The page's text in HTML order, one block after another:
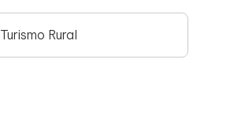
Turismo Rural